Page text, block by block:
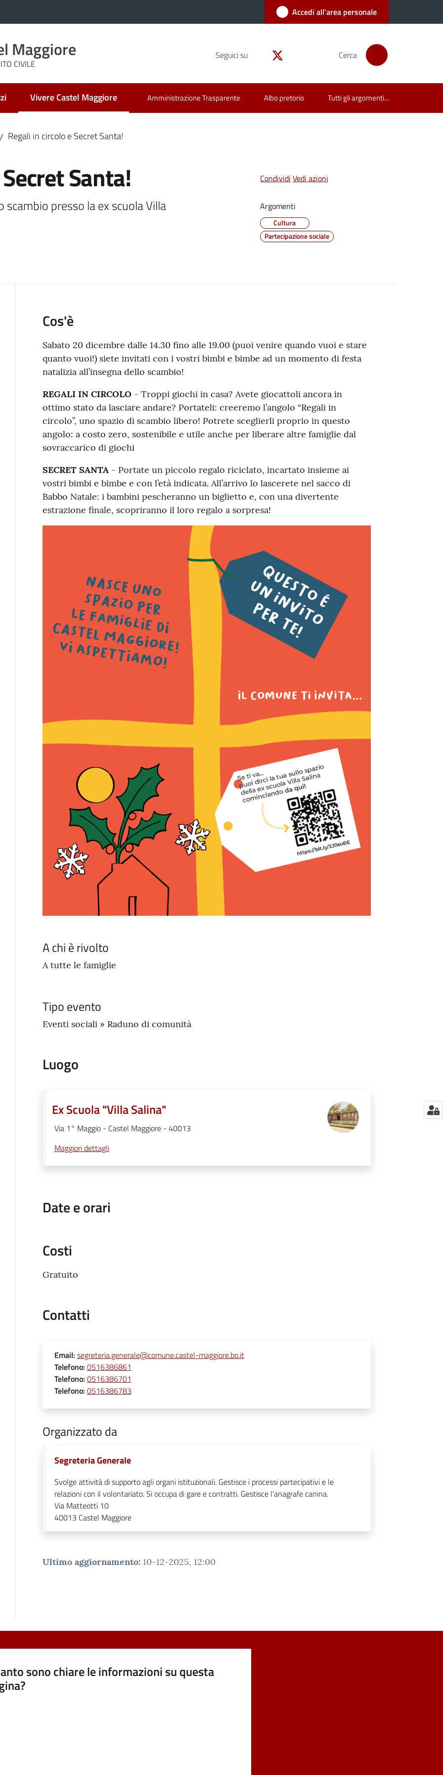
Accedi all'area personale
Maggiore
CIVILE
Seguici su Cerca
Vivere Castel Maggiore
Menu selezionato Amministrazione Trasparente Albo pretorio Tutti gli argomenti...
/ Regali in circolo e Secret Santa!
Santa!
presso la ex scuola Villa
Condividi Vedi azioni
Argomenti
Cultura
Partecipazione sociale
Cos'è
Sabato 20 dicembre dalle 14.30 fino alle 19.00 (puoi venire quando vuoi e stare
quanto vuoi!) siete invitati con i vostri bimbi e bimbe ad un momento di festa
natalizia all’insegna dello scambio!
REGALI IN CIRCOLO- Troppi giochi in casa? Avete giocattoli ancora in
ottimo stato da lasciare andare? Portateli: creeremo l’angolo “Regali in
circolo”, uno spazio di scambio libero! Potrete sceglierli proprio in questo
angolo: a costo zero, sostenibile e utile anche per liberare altre famiglie dal
sovraccarico di giochi
SECRET SANTA- Portate un piccolo regalo riciclato, incartato insieme ai
vostri bimbi e bimbe e con l’età indicata. All’arrivo lo lascerete nel sacco di
Babbo Natale: i bambini pescheranno un biglietto e, con una divertente
estrazione finale, scopriranno il loro regalo a sorpresa!
A chi è rivolto
A tutte le famiglie
Tipo evento
Eventi sociali » Raduno di comunità
Luogo
Ex Scuola "Villa Salina"
Via 1° Maggio - Castel Maggiore - 40013
Maggiori dettagli
Date e orari
Costi
Gratuito
Contatti
Email: segreteria.generale@comune.castel-maggiore.bo.it
Telefono: 0516386861
Telefono: 0516386701
Telefono: 0516386783
Organizzato da
Segreteria Generale
Svolge attività di supporto agli organi istituzionali. Gestisce i processi partecipativi e le
relazioni con il volontariato. Si occupa di gare e contratti. Gestisce l'anagrafe canina.
Via Matteotti 10
40013 Castel Maggiore
Ultimo aggiornamento: 10-12-2025, 12:00
sono chiare le informazioni su questa